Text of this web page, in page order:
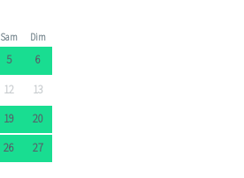
Sam Dim
5
6
12
13
19
20
26
27